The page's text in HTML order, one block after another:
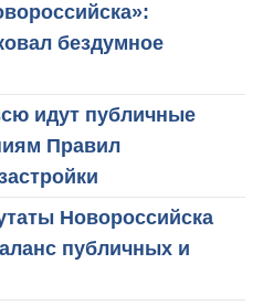
бездумное
идут публичные
Правил
Новороссийска
публичных и